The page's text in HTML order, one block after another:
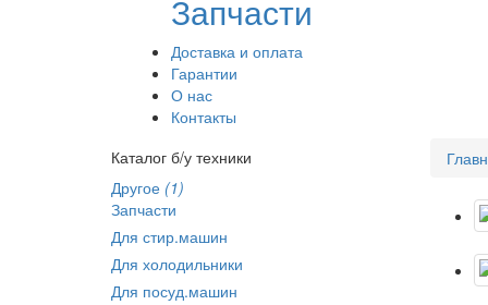
Запчасти
Доставка и оплата
Гарантии
О нас
Контакты
Каталог б/у техники
Другое (1)
Запчасти
Для стир.машин
Для холодильники
Для посуд.машин